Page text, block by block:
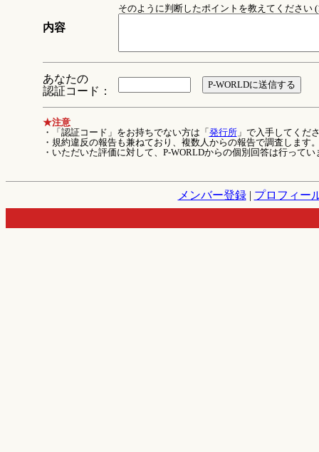
内容
そのように判断したポイントを教えてください
あなたの
認証コード：
★注意
・「認証コード」をお持ちでない方は「 発行所」で入手してくだ
・規約違反の報告も兼ねており、複数人からの報告で調査します
・いただいた評価に対して、P-WORLDからの個別回答は行ってい
メンバー登録| プロフィー